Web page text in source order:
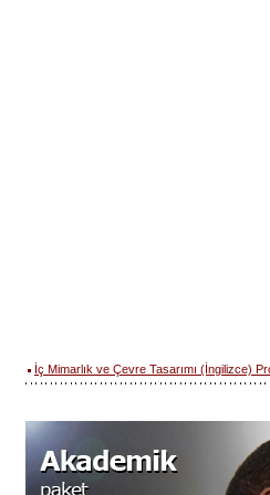
İç Mimarlık ve Çevre Tasarımı (İngilizce)